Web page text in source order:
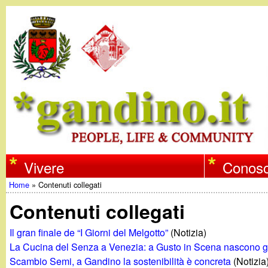
w
w
w
.
Vivere
Tu
sei
qui
Home »Contenuti collegati
Contenuti collegati
Il gran finale de “I Giorni del Melgotto” (Notizia)
La Cucina del Senza a Venezia: a Gusto in Scena nascono
Scambio Semi, a Gandino la sostenibilità è concreta (Notizia)